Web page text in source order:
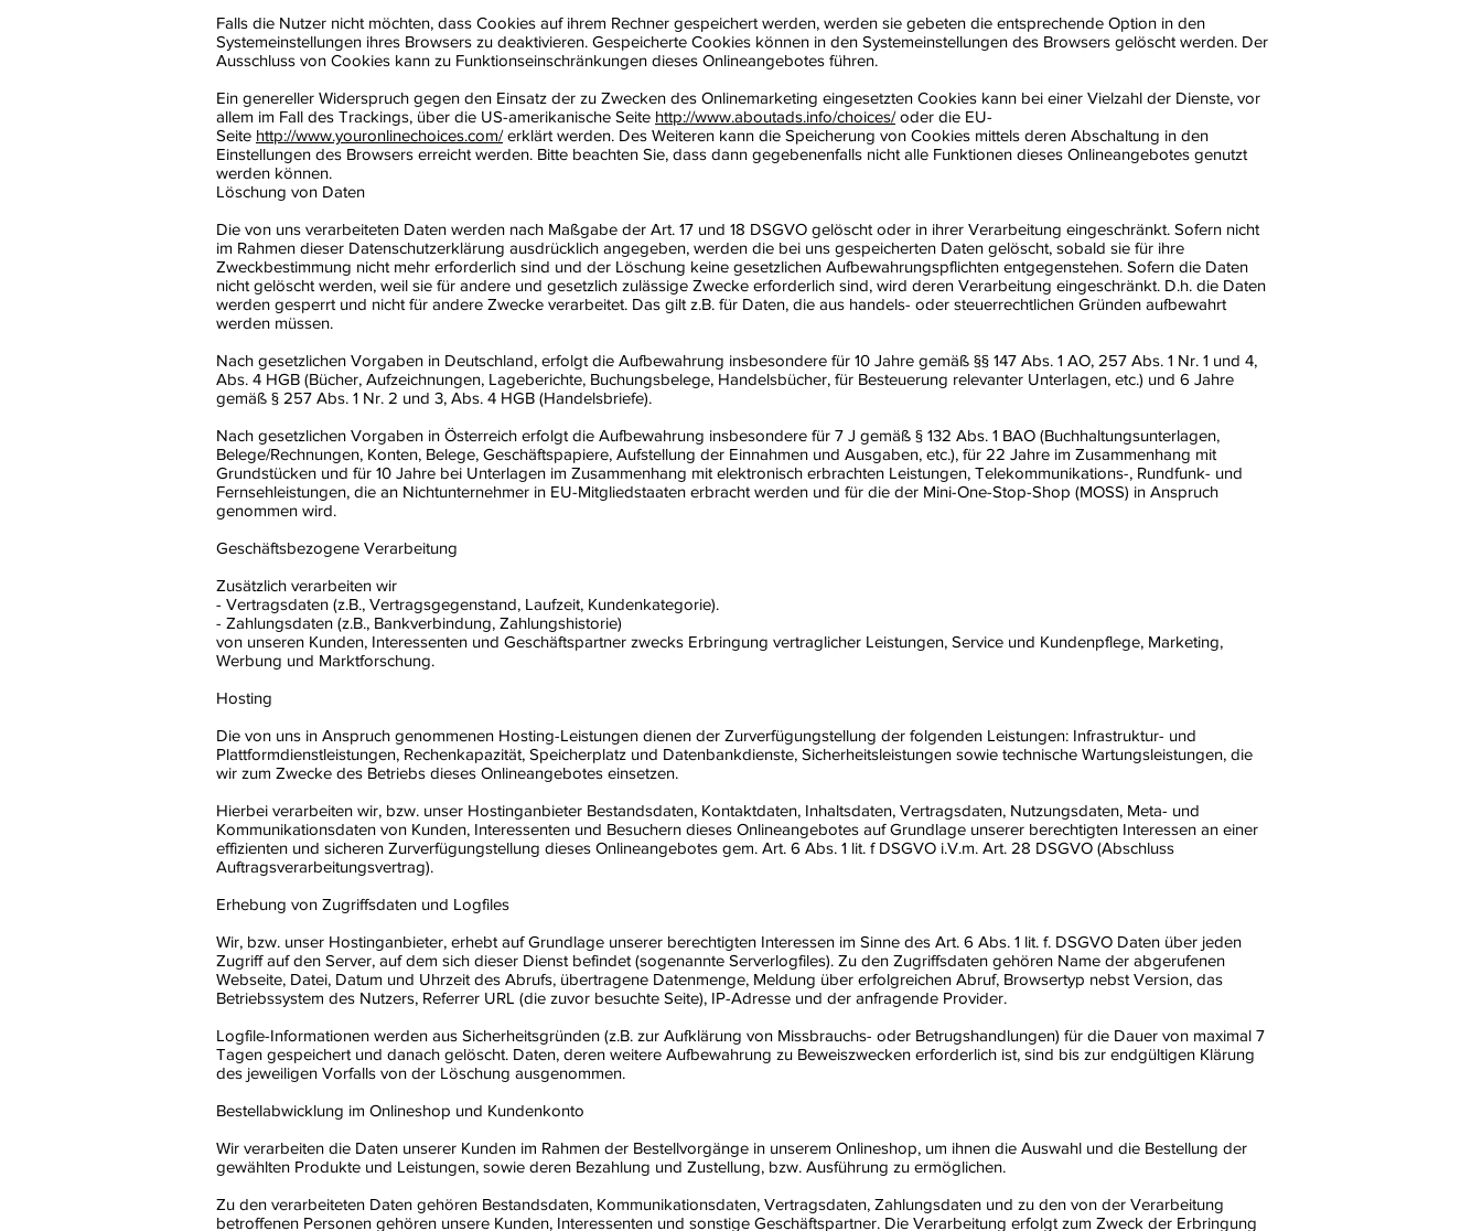
Falls die Nutzer nicht möchten, dass Cookies auf ihrem Rechner gespeichert werden, werden sie gebeten die entsprechende Option in den
Systemeinstellungen ihres Browsers zu deaktivieren. Gespeicherte Cookies können in den Systemeinstellungen des Browsers gelöscht werden. Der
Ausschluss von Cookies kann zu Funktionseinschränkungen dieses Onlineangebotes führen.
Ein genereller Widerspruch gegen den Einsatz der zu Zwecken des Onlinemarketing eingesetzten Cookies kann bei einer Vielzahl der Dienste, vor
allem im Fall des Trackings, über die US-amerikanische Seite http://www.aboutads.info/choices/oder die EU-
Seite http://www.youronlinechoices.com/erklärt werden. Des Weiteren kann die Speicherung von Cookies mittels deren Abschaltung in den
Einstellungen des Browsers erreicht werden. Bitte beachten Sie, dass dann gegebenenfalls nicht alle Funktionen dieses Onlineangebotes genutzt
werden können.
Löschung von Daten
Die von uns verarbeiteten Daten werden nach Maßgabe der Art. 17 und 18 DSGVO gelöscht oder in ihrer Verarbeitung eingeschränkt. Sofern nicht
im Rahmen dieser Datenschutzerklärung ausdrücklich angegeben, werden die bei uns gespeicherten Daten gelöscht, sobald sie für ihre
Zweckbestimmung nicht mehr erforderlich sind und der Löschung keine gesetzlichen Aufbewahrungspflichten entgegenstehen. Sofern die Daten
nicht gelöscht werden, weil sie für andere und gesetzlich zulässige Zwecke erforderlich sind, wird deren Verarbeitung eingeschränkt. D.h. die Daten
werden gesperrt und nicht für andere Zwecke verarbeitet. Das gilt z.B. für Daten, die aus handels- oder steuerrechtlichen Gründen aufbewahrt
werden müssen.
Nach gesetzlichen Vorgaben in Deutschland, erfolgt die Aufbewahrung insbesondere für 10 Jahre gemäß §§ 147 Abs. 1 AO, 257 Abs. 1 Nr. 1 und 4,
Abs. 4 HGB (Bücher, Aufzeichnungen, Lageberichte, Buchungsbelege, Handelsbücher, für Besteuerung relevanter Unterlagen, etc.) und 6 Jahre
gemäß § 257 Abs. 1 Nr. 2 und 3, Abs. 4 HGB (Handelsbriefe).
Nach gesetzlichen Vorgaben in Österreich erfolgt die Aufbewahrung insbesondere für 7 J gemäß § 132 Abs. 1 BAO (Buchhaltungsunterlagen,
Belege/Rechnungen, Konten, Belege, Geschäftspapiere, Aufstellung der Einnahmen und Ausgaben, etc.), für 22 Jahre im Zusammenhang mit
Grundstücken und für 10 Jahre bei Unterlagen im Zusammenhang mit elektronisch erbrachten Leistungen, Telekommunikations-, Rundfunk- und
Fernsehleistungen, die an Nichtunternehmer in EU-Mitgliedstaaten erbracht werden und für die der Mini-One-Stop-Shop (MOSS) in Anspruch
genommen wird.
Geschäftsbezogene Verarbeitung
Zusätzlich verarbeiten wir
- Vertragsdaten (z.B., Vertragsgegenstand, Laufzeit, Kundenkategorie).
- Zahlungsdaten (z.B., Bankverbindung, Zahlungshistorie)
von unseren Kunden, Interessenten und Geschäftspartner zwecks Erbringung vertraglicher Leistungen, Service und Kundenpflege, Marketing,
Werbung und Marktforschung.
Hosting
Die von uns in Anspruch genommenen Hosting-Leistungen dienen der Zurverfügungstellung der folgenden Leistungen: Infrastruktur- und
Plattformdienstleistungen, Rechenkapazität, Speicherplatz und Datenbankdienste, Sicherheitsleistungen sowie technische Wartungsleistungen, die
wir zum Zwecke des Betriebs dieses Onlineangebotes einsetzen.
Hierbei verarbeiten wir, bzw. unser Hostinganbieter Bestandsdaten, Kontaktdaten, Inhaltsdaten, Vertragsdaten, Nutzungsdaten, Meta- und
Kommunikationsdaten von Kunden, Interessenten und Besuchern dieses Onlineangebotes auf Grundlage unserer berechtigten Interessen an einer
effizienten und sicheren Zurverfügungstellung dieses Onlineangebotes gem. Art. 6 Abs. 1 lit. f DSGVO i.V.m. Art. 28 DSGVO (Abschluss
Auftragsverarbeitungsvertrag).
Erhebung von Zugriffsdaten und Logfiles
Wir, bzw. unser Hostinganbieter, erhebt auf Grundlage unserer berechtigten Interessen im Sinne des Art. 6 Abs. 1 lit. f. DSGVO Daten über jeden
Zugriff auf den Server, auf dem sich dieser Dienst befindet (sogenannte Serverlogfiles). Zu den Zugriffsdaten gehören Name der abgerufenen
Webseite, Datei, Datum und Uhrzeit des Abrufs, übertragene Datenmenge, Meldung über erfolgreichen Abruf, Browsertyp nebst Version, das
Betriebssystem des Nutzers, Referrer URL (die zuvor besuchte Seite), IP-Adresse und der anfragende Provider.
Logfile-Informationen werden aus Sicherheitsgründen (z.B. zur Aufklärung von Missbrauchs- oder Betrugshandlungen) für die Dauer von maximal 7
Tagen gespeichert und danach gelöscht. Daten, deren weitere Aufbewahrung zu Beweiszwecken erforderlich ist, sind bis zur endgültigen Klärung
des jeweiligen Vorfalls von der Löschung ausgenommen.
Bestellabwicklung im Onlineshop und Kundenkonto
Wir verarbeiten die Daten unserer Kunden im Rahmen der Bestellvorgänge in unserem Onlineshop, um ihnen die Auswahl und die Bestellung der
gewählten Produkte und Leistungen, sowie deren Bezahlung und Zustellung, bzw. Ausführung zu ermöglichen.
Zu den verarbeiteten Daten gehören Bestandsdaten, Kommunikationsdaten, Vertragsdaten, Zahlungsdaten und zu den von der Verarbeitung
betroffenen Personen gehören unsere Kunden, Interessenten und sonstige Geschäftspartner. Die Verarbeitung erfolgt zum Zweck der Erbringung